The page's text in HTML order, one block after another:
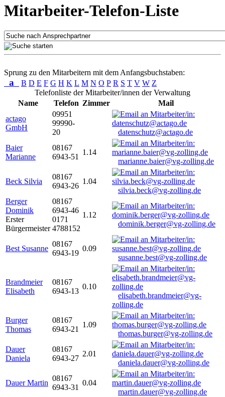
Mitarbeiter-Telefon-Liste
Sprung zu den Mitarbeitern mit dem Anfangsbuchstaben:
a B D E F G H K L M N O P R S T V W Z
Telefonliste der Mitarbeiter/innen der Verwaltung
Name
Telefon Zimmer
Mail
actago
GmbH
09951
99990-
20
datenschutz@actago.de
Baier
Marianne
08167
6943-51
1.14
marianne.baier@vg-zolling.de
Beck Silvia
08167
6943-26
1.04
silvia.beck@vg-zolling.de
Berger
Dominik
Erster
Bürgermeister
08167
6943-46
0171
4788152
1.12
dominik.berger@vg-zolling.de
Best Susanne
08167
6943-19
0.09
susanne.best@vg-zolling.de
Brandmeier
Elisabeth
08167
6943-13
0.10
elisabeth.brandmeier@vg-
zolling.de
Burger
Thomas
08167
6943-21
1.09
thomas.burger@vg-zolling.de
Dauer
Daniela
08167
6943-27
2.01
daniela.dauer@vg-zolling.de
Dauer Martin
08167
6943-31
0.04
martin.dauer@vg-zolling.de